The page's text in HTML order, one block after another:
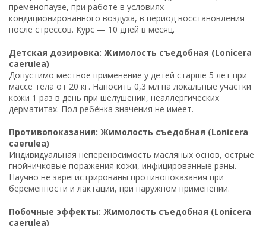
пременопаузе, при работе в условиях
кондиционированного воздуха, в период восстановления
после стрессов. Курс — 10 дней в месяц.
Детская дозировка: Жимолость съедобная (Lonicera
caerulea)
Допустимо местное применение у детей старше 5 лет при
массе тела от 20 кг. Наносить 0,3 мл на локальные участки
кожи 1 раз в день при шелушении, неаллергических
дерматитах. Пол ребёнка значения не имеет.
Противопоказания: Жимолость съедобная (Lonicera
caerulea)
Индивидуальная непереносимость масляных основ, острые
гнойничковые поражения кожи, инфицированные раны.
Научно не зарегистрированы противопоказания при
беременности и лактации, при наружном применении.
Побочные эффекты: Жимолость съедобная (Lonicera
caerulea)